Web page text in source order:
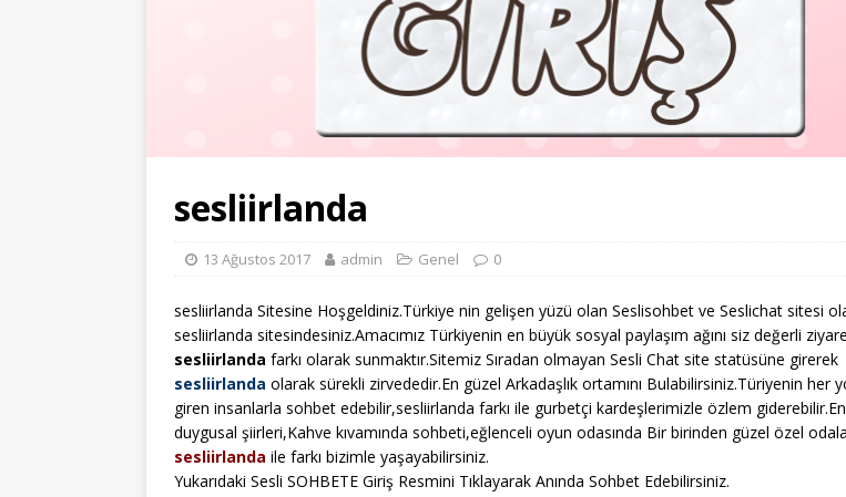
sesliirlanda
13 Ağustos 2017 admin Genel 0
sesliirlanda Sitesine Hoşgeldiniz.Türkiye nin gelişen yüzü olan Seslisohbet ve Seslichat sitesi
sesliirlanda sitesindesiniz.Amacımız Türkiyenin en büyük sosyal paylaşım ağını siz değerli
sesliirlanda farkı olarak sunmaktır.Sitemiz Sıradan olmayan Sesli Chat site statüsüne girerek
sesliirlanda olarak sürekli zirvededir.En güzel Arkadaşlık ortamını Bulabilirsiniz.Türiyenin her
giren insanlarla sohbet edebilir,sesliirlanda farkı ile gurbetçi kardeşlerimizle özlem
duygusal şiirleri,Kahve kıvamında sohbeti,eğlenceli oyun odasında Bir birinden güzel özel
sesliirlanda ile farkı bizimle yaşayabilirsiniz.
Yukarıdaki Sesli SOHBETE Giriş Resmini Tıklayarak Anında Sohbet Edebilirsiniz.